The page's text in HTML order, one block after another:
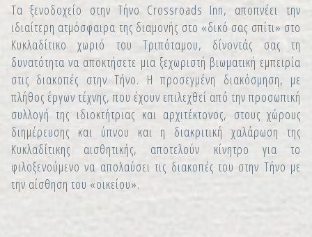
Τα ξενοδοχείο στην Τήνο Crossroads Inn, αποπνέει την
ιδιαίτερη ατμόσφαιρα της διαμονής στο «δικό σας σπίτι» στο
Κυκλαδίτικο χωριό του Τριπόταμου, δίνοντάς σας τη
δυνατότητα να αποκτήσετε μια ξεχωριστή βιωματική εμπειρία
στις διακοπές στην Τήνο. Η προσεγμένη διακόσμηση, με
πλήθος έργων τέχνης, που έχουν επιλεχθεί από την προσωπική
συλλογή της ιδιοκτήτριας και αρχιτέκτονος, στους χώρους
διημέρευσης και ύπνου και η διακριτική χαλάρωση της
Κυκλαδίτικης αισθητικής, αποτελούν κίνητρο για το
φιλοξενούμενο να απολαύσει τις διακοπές του στην Τήνο με
την αίσθηση του «οικείου».